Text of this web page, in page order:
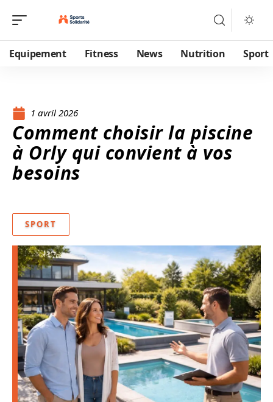
Equipement Fitness News Nutrition Sport
1 avril 2026
Comment choisir la piscine
à Orly qui convient à vos
besoins
SPORT